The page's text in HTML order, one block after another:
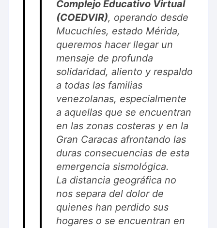
Complejo Educativo Virtual
(COEDVIR), operando desde
Mucuchíes, estado Mérida,
queremos hacer llegar un
mensaje de profunda
solidaridad, aliento y respaldo
a todas las familias
venezolanas, especialmente
a aquellas que se encuentran
en las zonas costeras y en la
Gran Caracas afrontando las
duras consecuencias de esta
emergencia sismológica.
La distancia geográfica no
nos separa del dolor de
quienes han perdido sus
hogares o se encuentran en